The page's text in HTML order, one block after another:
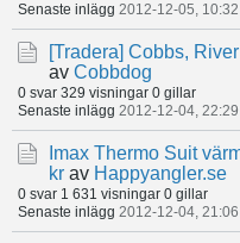
Senaste inlägg 2012-12-05, 10:32
[Tradera] Cobbs,
av Cobbdog
0 svar 329 visningar 0 gillar
Senaste inlägg 2012-12-04, 22:29
Imax Thermo Suit
kr av Happyangler.se
0 svar 1 631 visningar 0 gillar
Senaste inlägg 2012-12-04, 21:06